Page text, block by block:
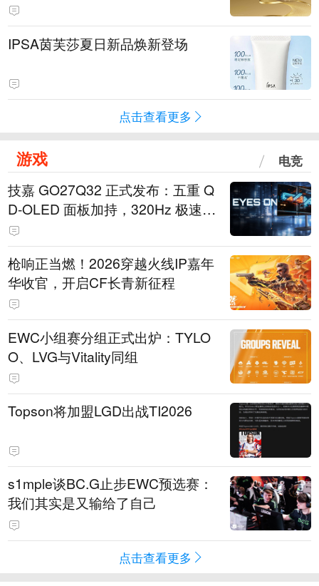
IPSA茵芙莎夏日新品焕新登场
点击查看更多
游戏 电竞
技嘉 GO27Q32 正式发布：五重 Q
D-OLED 面板加持，320Hz 极速与
影院级画面兼得
枪响正当燃！2026穿越火线IP嘉年
华收官，开启CF长青新征程
EWC小组赛分组正式出炉：TYLO
O、LVG与Vitality同组
Topson将加盟LGD出战TI2026
s1mple谈BC.G止步EWC预选赛：
我们其实是又输给了自己
点击查看更多